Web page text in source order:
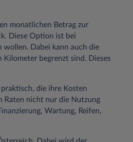
monatlichen Betrag zur
Diese Option ist bei
wollen. Dabei kann auch die
begrenzt sind. Dieses
die ihre Kosten
Raten nicht nur die Nutzung
Wartung, Reifen,